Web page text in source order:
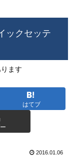
ックセッテ
ます
はてブ
2016.01.06